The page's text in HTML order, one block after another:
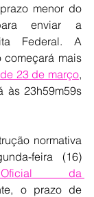
menor do
enviar a
Federal. A
começará mais
23 de março,
às 23h59m59s
normativa
feira (16)
da
o prazo de